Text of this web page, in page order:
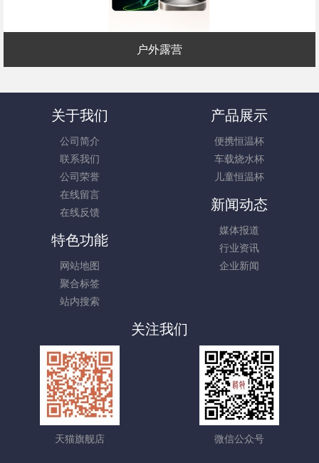
户外露营
关于我们
公司简介
联系我们
公司荣誉
在线留言
在线反馈
产品展示
便携恒温杯
车载烧水杯
儿童恒温杯
新闻动态
媒体报道
行业资讯
企业新闻
特色功能
网站地图
聚合标签
站内搜索
关注我们
天猫旗舰店 微信公众号